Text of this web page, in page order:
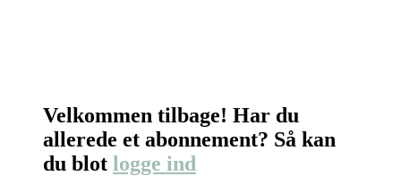
Velkommen tilbage! Har du
allerede et abonnement? Så kan
du blot logge ind